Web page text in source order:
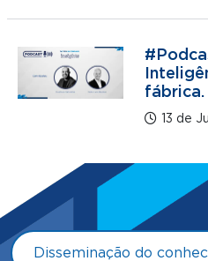
fábrica.
13 de
Disseminação do